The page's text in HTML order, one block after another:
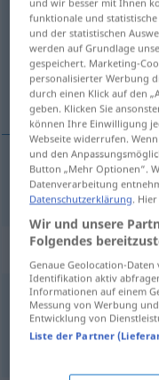
Übersicht aller
(Für mehr Details die
grațios
grațios graziös
zart,edel,zierlich,
funktionale und
und der statistischen
werden auf Grundlage
gespeichert. Marketing-
personalisierter Werbung
durch einen Klick auf den
geben. Klicken Sie
können Ihre Einwilligung
Webseite widerrufen.
und den
Button „Mehr Optionen“.
Datenverarbeitung
Datenschutzerklärung .
Wir und unsere
Folgendes
Genaue Geolocation-
Identifikation aktiv
Informationen auf einem
Messung von Werbung
Entwicklung von
Liste der Partner